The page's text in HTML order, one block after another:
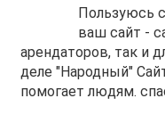
Пользуюсь
ваш сайт -
арендаторов, так и
деле "Народный"
помогает людям.